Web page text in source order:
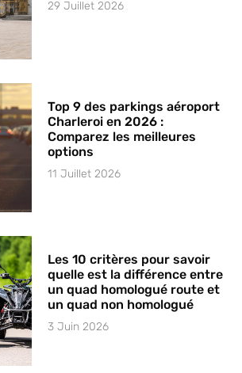
29 Juillet 2026
Top 9 des parkings aéroport
Charleroi en 2026 :
Comparez les meilleures
options
11 Juillet 2026
Les 10 critères pour savoir
quelle est la différence entre
un quad homologué route et
un quad non homologué
3 Juin 2026